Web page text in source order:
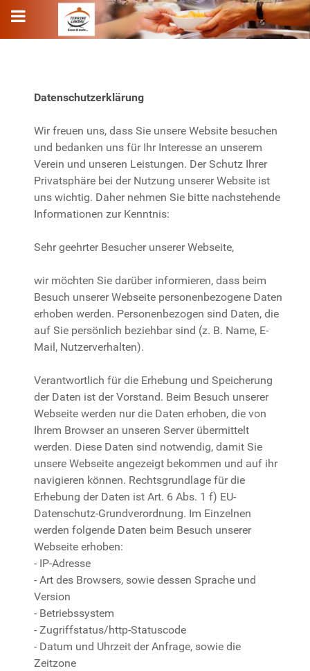
Datenschutzerklärung
Wir freuen uns, dass Sie unsere Website besuchen
und bedanken uns für Ihr Interesse an unserem
Verein und unseren Leistungen. Der Schutz Ihrer
Privatsphäre bei der Nutzung unserer Website ist
uns wichtig. Daher nehmen Sie bitte nachstehende
Informationen zur Kenntnis:
Sehr geehrter Besucher unserer Webseite,
wir möchten Sie darüber informieren, dass beim
Besuch unserer Webseite personenbezogene Daten
erhoben werden. Personenbezogen sind Daten, die
auf Sie persönlich beziehbar sind (z. B. Name, E-
Mail, Nutzerverhalten).
Verantwortlich für die Erhebung und Speicherung
der Daten ist der Vorstand. Beim Besuch unserer
Webseite werden nur die Daten erhoben, die von
Ihrem Browser an unseren Server übermittelt
werden. Diese Daten sind notwendig, damit Sie
unsere Webseite angezeigt bekommen und auf ihr
navigieren können. Rechtsgrundlage für die
Erhebung der Daten ist Art. 6 Abs. 1 f) EU-
Datenschutz-Grundverordnung. Im Einzelnen
werden folgende Daten beim Besuch unserer
Webseite erhoben:
- IP-Adresse
- Art des Browsers, sowie dessen Sprache und
Version
- Betriebssystem
- Zugriffstatus/http-Statuscode
- Datum und Uhrzeit der Anfrage, sowie die
Zeitzone